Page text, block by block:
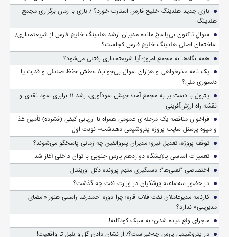
بازی جدید هلدینگ خلیج فارس استارت خورد؟ / بازی با زمان برگزاری مجمع
هلدینگ
سوالِ تاکنون بی‌پاسخ مانده مدیران ارشد هلدینگ خلیج فارس از شریعتمداری/
ساختمان اصلی هلدینگ خلیج فارس کجاست؟
همه نگاه‌ها به مجمع امروز؛ آیا شریعتمداری رفتنی می‌شود؟
یک نامه عذرخواهی و هزاران سوال بی‌جواب/ عطش حفظ صندلی و قدرت یا
دلسوزی ملی؟
پترول با دست پر به مجمع آمد؛ جهش سودآوری، رشد ۱۱ برابری سود نقدی و
نقشه راه ارزش‌آفرینی
فراخوان مناقصه یک مرحله‌ای عمومی همراه با ارزیابی کیفی (فشرده) تأمین غذا
و میوه پرسنل سایت پروژه پتروشیمی دهدشت– نوبت اول
توقف پروژه، تعدیل نیرو؛ مدیران پتروالفین چه زمانی پاسخگو می‌شوند؟
تعمیرات اساسی پالایشگاه دوازدهم پارس جنوبی با توان داخلی آغاز شد
اختصاصی "نفتی‌ها": دستگیری متهم پرونده دکل اورینتال
در حضور سه‌ساعته پزشکیان در وزارت نفت چه گذشت؟
کارنامه مدیرعاملان نفت فلات قاره؛ چرا دوره احمدرضا راستی هنوز «امضای
مدیریتی» ندارد؟
ماجرای وَلع دیده شدن؛ به سبک کودکانه!
در پتروشیمی پارس چه‌خبراست؟/ از نشان دادن گل و بلبل تا واقعیت!